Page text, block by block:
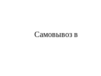
Самовывоз в